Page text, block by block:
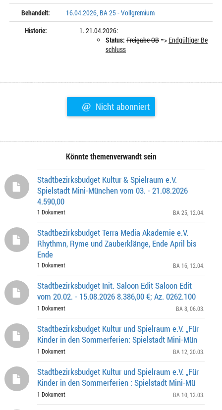
Behandelt:
16.04.2026, BA 25 - Vollgremium
Historie:
21.04.2026:
Status: Freigabe OB=> Endgültiger Be
schluss
@ Nicht abonniert
Könnte themenverwandt sein
Stadtbezirksbudget Kultur & Spielraum e.V.
Spielstadt Mini-München vom 03. - 21.08.2026
4.590,00
1 Dokument BA 25 , 12.04.
Stadtbezirksbudget Terra Media Akademie e.V.
Rhythmn, Ryme und Zauberklänge, Ende April bis
Ende
1 Dokument BA 16 , 12.04.
Stadtbezirksbudget Init. Saloon Edit Saloon Edit
vom 20.02. - 15.08.2026 8.386,00 €; Az. 0262.100
1 Dokument BA 8 , 06.03.
Stadtbezirksbudget Kultur und Spielraum e.V. „Für
Kinder in den Sommerferien: Spielstadt Mini-Mün
1 Dokument BA 12 , 20.03.
Stadtbezirksbudget Kultur und Spielraum e.V. „Für
Kinder in den Sommerferien : Spielstadt Mini-Mü
1 Dokument BA 10 , 12.03.